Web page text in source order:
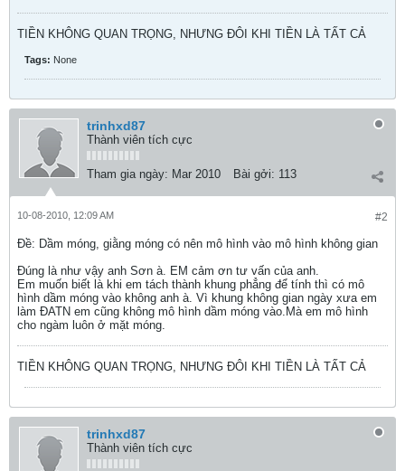
TIỀN KHÔNG QUAN TRỌNG, NHƯNG ĐÔI KHI TIỀN LÀ TẤT CẢ
Tags: None
trinhxd87
Thành viên tích cực
Tham gia ngày: Mar 2010 Bài gởi: 113
#2
10-08-2010, 12:09 AM
Ðề: Dầm móng, giằng móng có nên mô hình vào mô hình không gian
Đúng là như vậy anh Sơn à. EM cảm ơn tư vấn của anh.
Em muốn biết là khi em tách thành khung phẳng để tính thì có mô
hình dầm móng vào không anh à. Vì khung không gian ngày xưa em
làm ĐATN em cũng không mô hình dầm móng vào.Mà em mô hình
cho ngàm luôn ở mặt móng.
TIỀN KHÔNG QUAN TRỌNG, NHƯNG ĐÔI KHI TIỀN LÀ TẤT CẢ
trinhxd87
Thành viên tích cực